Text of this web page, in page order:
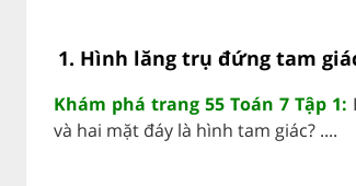
1. Hình lăng trụ đứng tam
Khám phá trang 55 Toán 7 Tập 1:
và hai mặt đáy là hình tam giác? ....